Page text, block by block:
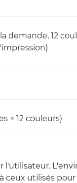
demande, 12
× 12 couleurs)
l'utilisateur.
ceux utilisés pour